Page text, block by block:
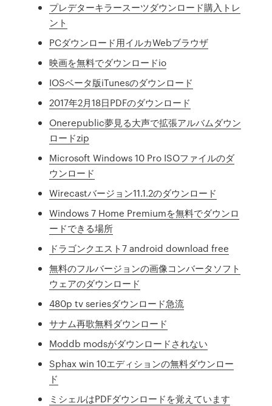
プレデターキラースーツダウンロード購入トレ
ント
PCダウンロード用イルカWebブラウザ
映画を無料でダウンロードio
IOSベータ版iTunesのダウンロード
2017年2月18日PDFのダウンロード
Onerepublic夢見る大声で拡張アルバムダウン
ロードzip
Microsoft Windows 10 Pro ISOファイルのダ
ウンロード
Wirecastバージョン11.1.2のダウンロード
Windows 7 Home Premiumを無料でダウンロ
ードできる場所
ドラゴンクエスト7 android download free
無料のフルバージョンの画像コンバータソフト
ウェアのダウンロード
480p tv seriesダウンロード急流
サナム再歌無料ダウンロード
Moddb modsがダウンロードされない
Sphax win 10エディションの無料ダウンロー
ド
ミシェルはPDFダウンロードを覚えています